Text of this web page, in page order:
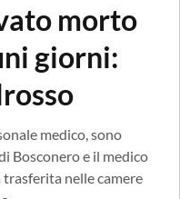
morto
giorni:
medico, sono
Bosconero e il medico
trasferita nelle camere